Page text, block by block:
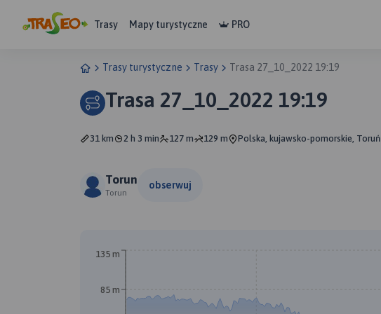
Trasy Mapy turystyczne PRO
Trasy turystyczne Trasy Trasa 27_10_2022 19:19
Trasa 27_10_2022 19:19
31 km 2 h 3 min 127 m 129 m Polska, kujawsko-pomorskie, Toruń
Torun
Torun
obserwuj
85 m
135 m